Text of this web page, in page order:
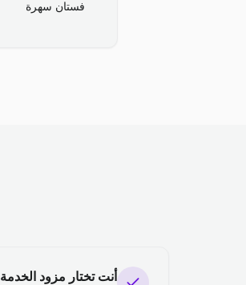
فستان سهرة
أنت تختار مزود الخدمة